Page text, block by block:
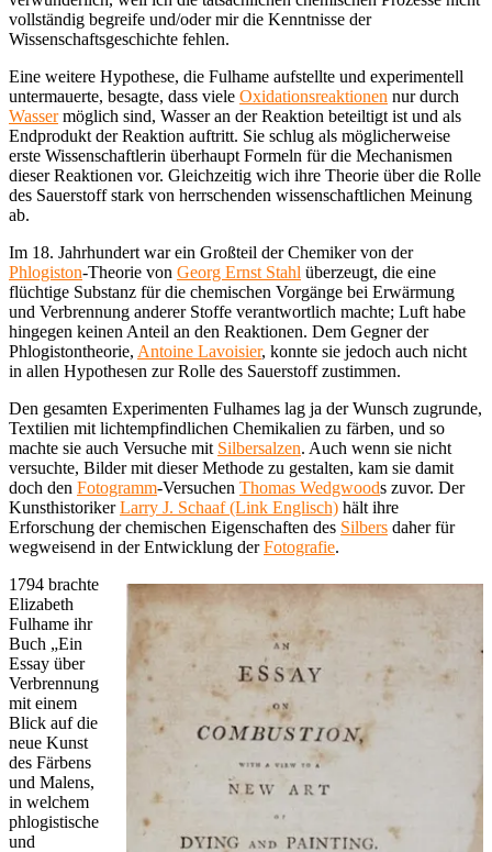
vollständig begreife und/oder mir die Kenntnisse der
Wissenschaftsgeschichte fehlen.
Eine weitere Hypothese, die Fulhame aufstellte und experimentell
untermauerte, besagte, dass viele Oxidationsreaktionen nur durch
Wassermöglich sind, Wasser an der Reaktion beteiltigt ist und als
Endprodukt der Reaktion auftritt. Sie schlug als möglicherweise
erste Wissenschaftlerin überhaupt Formeln für die Mechanismen
dieser Reaktionen vor. Gleichzeitig wich ihre Theorie über die Rolle
des Sauerstoff stark von herrschenden wissenschaftlichen Meinung
ab.
Im 18. Jahrhundert war ein Großteil der Chemiker von der
Phlogiston-Theorie von Georg Ernst Stahl überzeugt, die eine
flüchtige Substanz für die chemischen Vorgänge bei Erwärmung
und Verbrennung anderer Stoffe verantwortlich machte; Luft habe
hingegen keinen Anteil an den Reaktionen. Dem Gegner der
Phlogistontheorie, Antoine Lavoisier, konnte sie jedoch auch nicht
in allen Hypothesen zur Rolle des Sauerstoff zustimmen.
Den gesamten Experimenten Fulhames lag ja der Wunsch zugrunde,
Textilien mit lichtempfindlichen Chemikalien zu färben, und so
machte sie auch Versuche mit Silbersalzen. Auch wenn sie nicht
versuchte, Bilder mit dieser Methode zu gestalten, kam sie damit
doch den Fotogramm-Versuchen Thomas Wedgwoods zuvor. Der
KunsthistorikerLarry J. Schaaf (Link Englisch) hält ihre
Erforschung der chemischen Eigenschaften des Silbers daher für
wegweisend in der Entwicklung derFotografie.
1794 brachte
Elizabeth
Fulhame ihr
Buch „Ein
Essay über
Verbrennung
mit einem
Blick auf die
neue Kunst
des Färbens
und Malens,
in welchem
phlogistische
und